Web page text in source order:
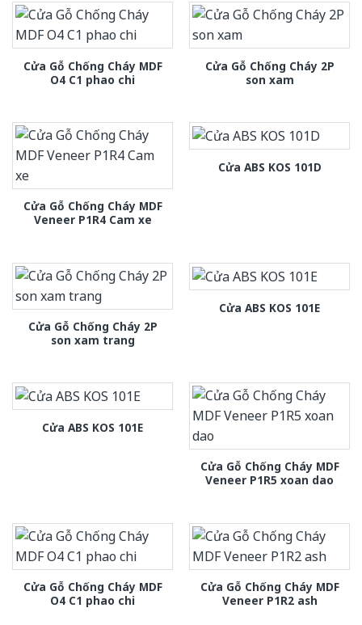
Cửa Gỗ Chống Cháy MDF
O4 C1 phao chi
Cửa Gỗ Chống Cháy 2P
son xam
Cửa Gỗ Chống Cháy MDF
Veneer P1R4 Cam xe
Cửa ABS KOS 101D
Cửa Gỗ Chống Cháy 2P
son xam trang
Cửa ABS KOS 101E
Cửa ABS KOS 101E
Cửa Gỗ Chống Cháy MDF
Veneer P1R5 xoan dao
Cửa Gỗ Chống Cháy MDF
O4 C1 phao chi
Cửa Gỗ Chống Cháy MDF
Veneer P1R2 ash